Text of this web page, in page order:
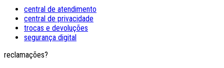
central de atendimento
central de privacidade
trocas e devoluções
segurança digital
reclamações?